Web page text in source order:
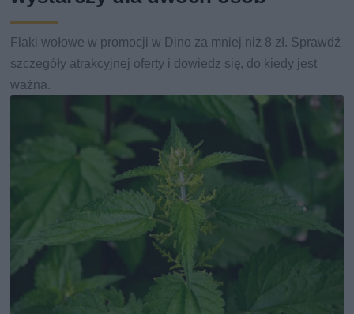
Flaki wołowe w promocji w Dino za mniej niż 8 zł. Sprawdź
szczegóły atrakcyjnej oferty i dowiedz się, do kiedy jest
ważna.